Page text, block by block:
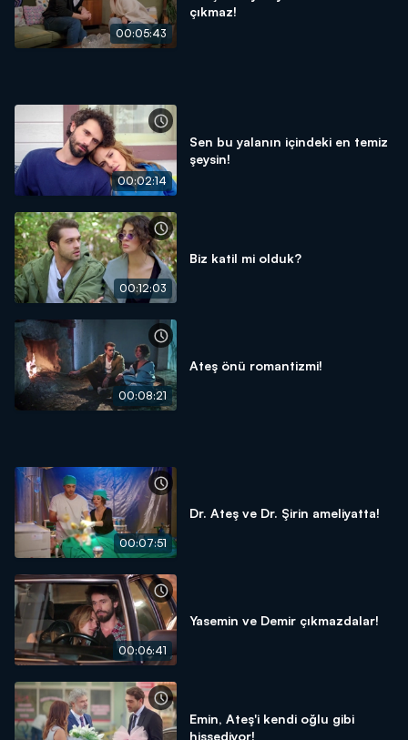
00:05:43
çıkmaz!
00:02:14
Sen bu yalanın içindeki en temiz
şeysin!
00:12:03
Biz katil mi olduk?
00:08:21
Ateş önü romantizmi!
00:07:51
Dr. Ateş ve Dr. Şirin ameliyatta!
00:06:41
Yasemin ve Demir çıkmazdalar!
Emin, Ateş'i kendi oğlu gibi
hissediyor!